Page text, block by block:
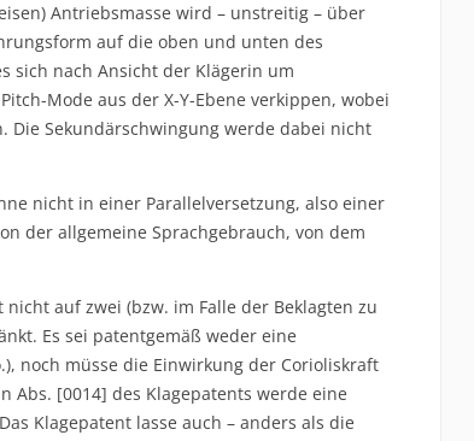
Antriebsmasse wird – unstreitig – über
auf die oben und unten des
sich nach Ansicht der Klägerin um
Mode aus der X-Y-Ebene verkippen, wobei
Die Sekundärschwingung werde dabei nicht
nicht in einer Parallelversetzung, also einer
der allgemeine Sprachgebrauch, von dem
auf zwei (bzw. im Falle der Beklagten zu
Es sei patentgemäß weder eine
noch müsse die Einwirkung der Corioliskraft
[0014] des Klagepatents werde eine
Klagepatent lasse auch – anders als die